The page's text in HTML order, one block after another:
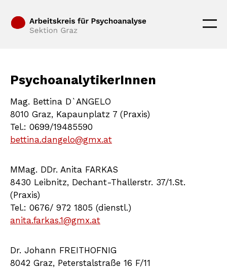
PsychoanalytikerInnen
Mag. Bettina D`ANGELO
8010 Graz, Kapaunplatz 7 (Praxis)
Tel.: 0699/19485590
bettina.dangelo@gmx.at
MMag. DDr. Anita FARKAS
8430 Leibnitz, Dechant-Thallerstr. 37/1.St.
(Praxis)
Tel.: 0676/ 972 1805 (dienstl.)
anita.farkas.1@gmx.at
Dr. Johann FREITHOFNIG
8042 Graz, Peterstalstraße 16 F/11